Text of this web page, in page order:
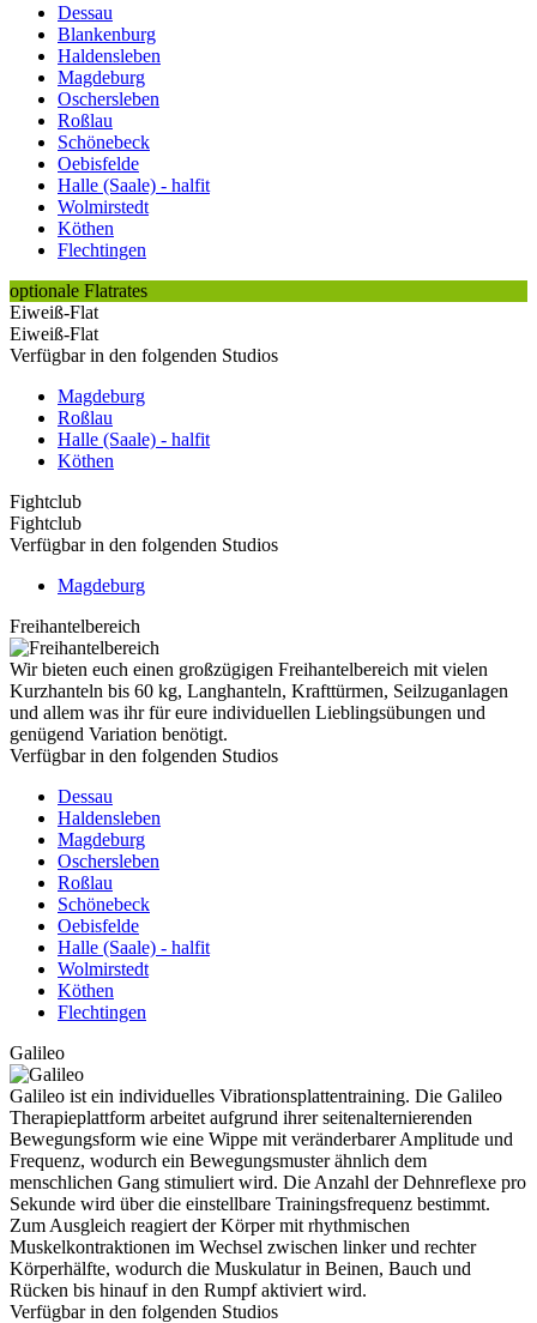
Dessau
Blankenburg
Haldensleben
Magdeburg
Oschersleben
Roßlau
Schönebeck
Oebisfelde
Halle (Saale) - halfit
Wolmirstedt
Köthen
Flechtingen
optionale Flatrates
Eiweiß-Flat
Eiweiß-Flat
Verfügbar in den folgenden Studios
Magdeburg
Roßlau
Halle (Saale) - halfit
Köthen
Fightclub
Fightclub
Verfügbar in den folgenden Studios
Magdeburg
Freihantelbereich
Wir bieten euch einen großzügigen Freihantelbereich mit vielen
Kurzhanteln bis 60 kg, Langhanteln, Krafttürmen, Seilzuganlagen
und allem was ihr für eure individuellen Lieblingsübungen und
genügend Variation benötigt.
Verfügbar in den folgenden Studios
Dessau
Haldensleben
Magdeburg
Oschersleben
Roßlau
Schönebeck
Oebisfelde
Halle (Saale) - halfit
Wolmirstedt
Köthen
Flechtingen
Galileo
Galileo ist ein individuelles Vibrationsplattentraining. Die Galileo
Therapieplattform arbeitet aufgrund ihrer seitenalternierenden
Bewegungsform wie eine Wippe mit veränderbarer Amplitude und
Frequenz, wodurch ein Bewegungsmuster ähnlich dem
menschlichen Gang stimuliert wird. Die Anzahl der Dehnreflexe pro
Sekunde wird über die einstellbare Trainingsfrequenz bestimmt.
Zum Ausgleich reagiert der Körper mit rhythmischen
Muskelkontraktionen im Wechsel zwischen linker und rechter
Körperhälfte, wodurch die Muskulatur in Beinen, Bauch und
Rücken bis hinauf in den Rumpf aktiviert wird.
Verfügbar in den folgenden Studios